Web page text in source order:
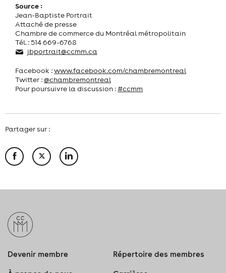
Source :
Jean-Baptiste Portrait
Attaché de presse
Chambre de commerce du Montréal métropolitain
Tél. : 514 669-6768
jbportrait@ccmm.ca
Facebook :www.facebook.com/chambremontreal
Twitter :@chambremontreal
Pour poursuivre la discussion :#ccmm
Partager sur :
Devenir membre Répertoire des membres